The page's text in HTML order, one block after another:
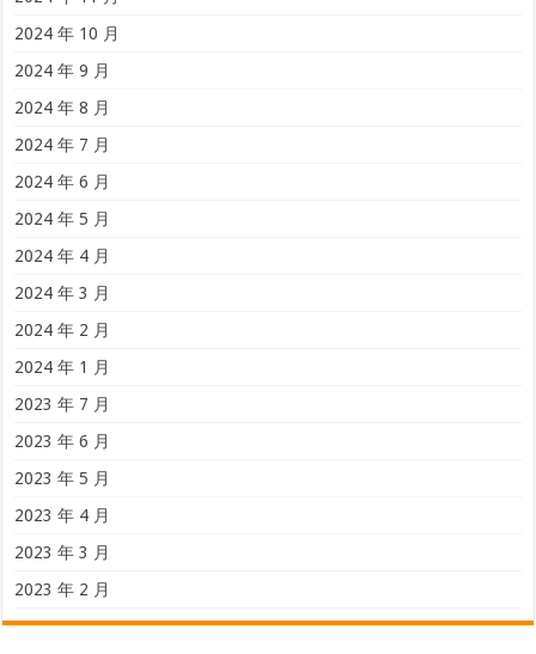
2024 年 10 月
2024 年 9 月
2024 年 8 月
2024 年 7 月
2024 年 6 月
2024 年 5 月
2024 年 4 月
2024 年 3 月
2024 年 2 月
2024 年 1 月
2023 年 7 月
2023 年 6 月
2023 年 5 月
2023 年 4 月
2023 年 3 月
2023 年 2 月